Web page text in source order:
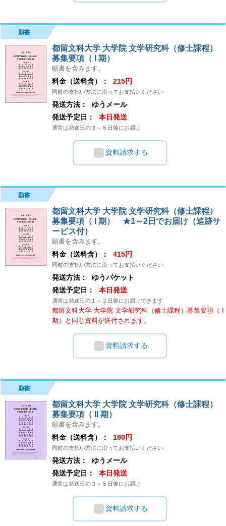
願書
都留文科大学 大学院 文学研究科（修士課程）
募集要項（ I 期）
願書を含みます。
料金（送料含）： 215円
同封の支払い方法に沿ってお支払いください
発送方法：
ゆうメール
発送予定日：
本日発送
通常は発送日の３～５日後にお届け
資料請求する
願書
都留文科大学 大学院 文学研究科（修士課程）
募集要項（ I 期） ★1～2日でお届け（追跡サ
ービス付）
願書を含みます。
料金（送料含）： 415円
同封の支払い方法に沿ってお支払いください
発送方法：
ゆうパケット
発送予定日：
本日発送
通常は発送日の１～２日後にお届けできます
都留文科大学 大学院 文学研究科（修士課程）募集要項（ I
期）と同じ資料が送付されます。
資料請求する
願書
都留文科大学 大学院 文学研究科（修士課程）
募集要項（ II 期）
願書を含みます。
料金（送料含）： 180円
同封の支払い方法に沿ってお支払いください
発送方法：
ゆうメール
発送予定日：
本日発送
通常は発送日の３～５日後にお届け
資料請求する